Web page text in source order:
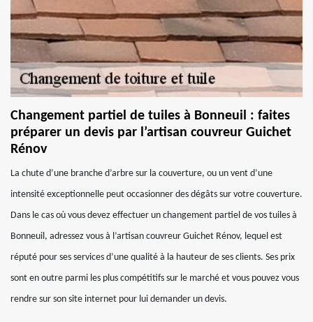
Changement partiel de tuiles à Bonneuil : faites
préparer un devis par l’artisan couvreur Guichet
Rénov
La chute d’une branche d’arbre sur la couverture, ou un vent d’une
intensité exceptionnelle peut occasionner des dégâts sur votre couverture.
Dans le cas où vous devez effectuer un changement partiel de vos tuiles à
Bonneuil, adressez vous à l’artisan couvreur Guichet Rénov, lequel est
réputé pour ses services d’une qualité à la hauteur de ses clients. Ses prix
sont en outre parmi les plus compétitifs sur le marché et vous pouvez vous
rendre sur son site internet pour lui demander un devis.